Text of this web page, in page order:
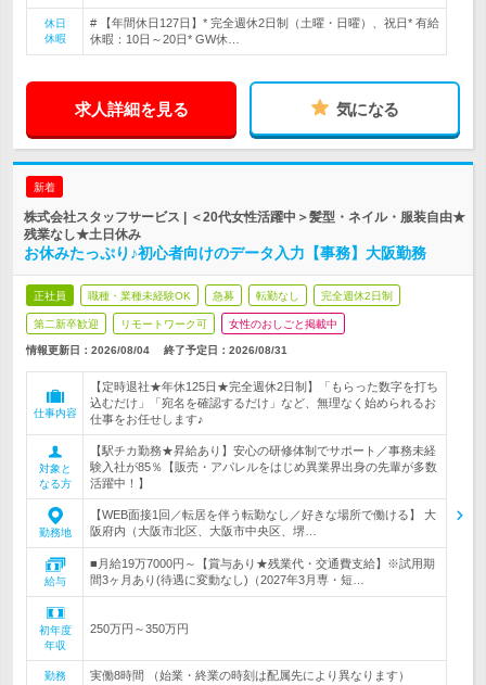
休日
休暇
# 【年間休日127日】* 完全週休2日制（土曜・日曜）、祝日* 有給
休暇：10日～20日* GW休…
求人詳細を見る 気になる
新着
株式会社スタッフサービス | ＜20代女性活躍中＞髪型・ネイル・服装自由★
残業なし★土日休み
お休みたっぷり♪初心者向けのデータ入力【事務】大阪勤務
正社員 職種・業種未経験OK 急募 転勤なし 完全週休2日制
第二新卒歓迎 リモートワーク可 女性のおしごと掲載中
情報更新日：2026/08/04 終了予定日： 2026/08/31
仕事内容
【定時退社★年休125日★完全週休2日制】「もらった数字を打ち
込むだけ」「宛名を確認するだけ」など、無理なく始められるお
仕事をお任せします♪
対象と
なる方
【駅チカ勤務★昇給あり】安心の研修体制でサポート／事務未経
験入社が85％【販売・アパレルをはじめ異業界出身の先輩が多数
活躍中！】
勤務地
【WEB面接1回／転居を伴う転勤なし／好きな場所で働ける】 大
阪府内（大阪市北区、大阪市中央区、堺…
給与
■月給19万7000円～【賞与あり★残業代・交通費支給】※試用期
間3ヶ月あり(待遇に変動なし)（2027年3月専・短…
初年度
年収
250万円～350万円
勤務
実働8時間 （始業・終業の時刻は配属先により異なります）